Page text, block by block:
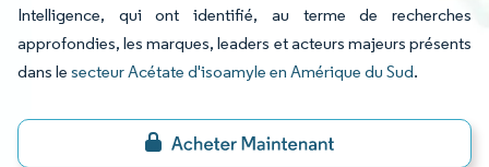
Intelligence, qui ont identifié, au terme de recherches
approfondies, les marques, leaders et acteurs majeurs présents
dans le secteur Acétate d'isoamyle en Amérique du Sud.